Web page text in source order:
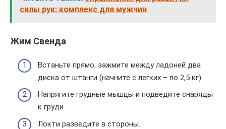
силы рук: комплекс для мужчин
Жим Свенда
Встаньте прямо, зажмите между ладоней два
диска от штанги (начните с легких – по 2,5 кг).
Напрягите грудные мышцы и подведите снаряды
к груди.
Локти разведите в стороны.